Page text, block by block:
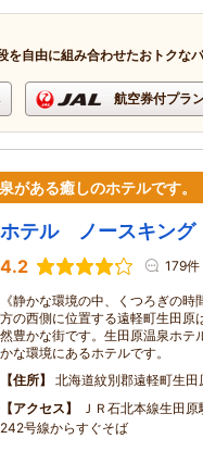
を自由に組み合わせたおトクな
航空券付プラ
がある癒しのホテルです。
ホテル ノースキング
4.2 179件
《静かな環境の中、くつろぎの
方の西側に位置する遠軽町生田原
然豊かな街です。生田原温泉ホテ
かな環境にあるホテルです。
住所
北海道紋別郡遠軽町生
アクセス
ＪＲ石北本線生田
242号線からすぐそば